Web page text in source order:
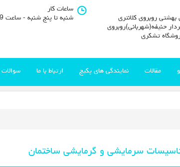
بهشتی روبروی کلانتری
حنیفه(شهربانی)روبروی
تشکری
ساعات کار
شنبه تا پنج شنبه - ساعت 9 الی 21
مقالات نمایندگی های پکیج ارتباط با ما
سرمایشی و گرمایشی ساختمان